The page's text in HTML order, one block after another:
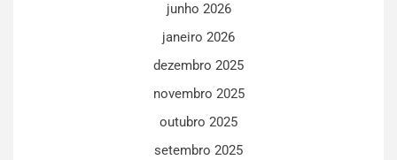
junho 2026
janeiro 2026
dezembro 2025
novembro 2025
outubro 2025
setembro 2025